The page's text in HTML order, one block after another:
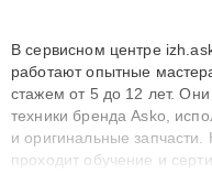
В сервисном центре
работают опытные
стажем от 5 до 12 лет.
техники бренда Asko,
и оригинальные
проходит обучение и